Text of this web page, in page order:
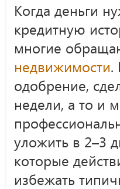
Когда деньги
кредитную
многие
недвижимости.
одобрение,
недели, а то и
уложить в 2–3
которые
избежать